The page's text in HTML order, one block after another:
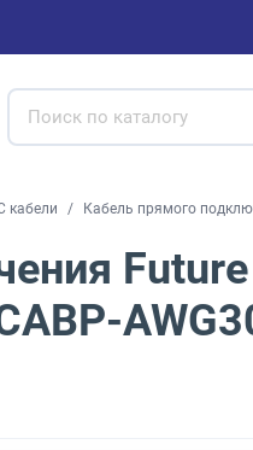
кабели Кабель прямого